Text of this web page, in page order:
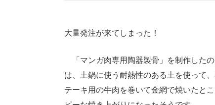
大量発注が来てしまった！
「マンガ肉専用陶器製骨」を制作した
は、土鍋に使う耐熱性のある土を使って
テーキ用の牛肉を巻いて金網で焼いたと